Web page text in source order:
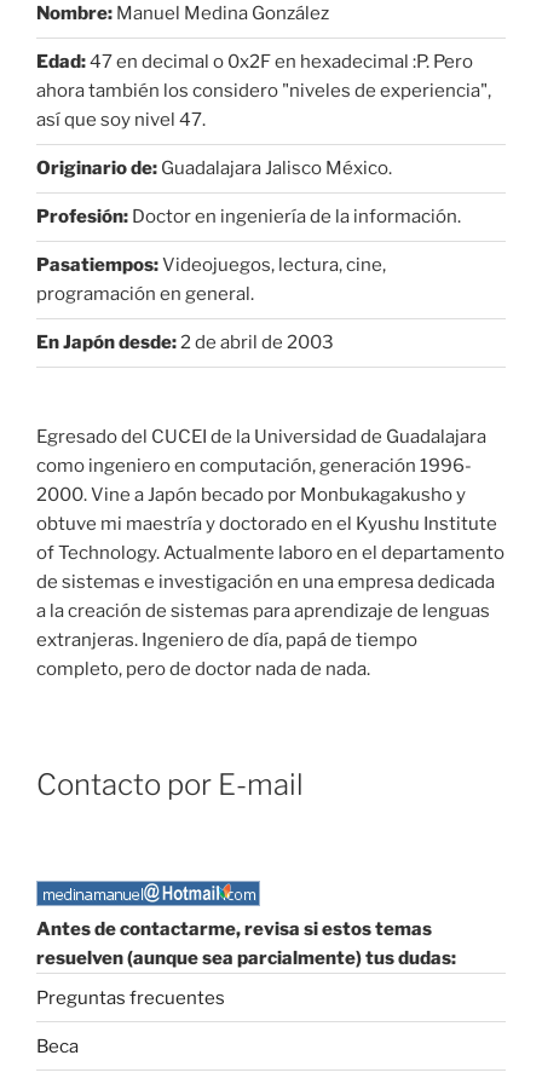
Nombre: Manuel Medina González
Edad:47 en decimal o 0x2F en hexadecimal :P. Pero
ahora también los considero "niveles de experiencia",
así que soy nivel 47.
Originario de: Guadalajara Jalisco México.
Profesión: Doctor en ingeniería de la información.
Pasatiempos:Videojuegos, lectura, cine,
programación en general.
En Japón desde:2 de abril de 2003
Egresado del CUCEI de la Universidad de Guadalajara
como ingeniero en computación, generación 1996-
2000. Vine a Japón becado por Monbukagakusho y
obtuve mi maestría y doctorado en el Kyushu Institute
of Technology. Actualmente laboro en el departamento
de sistemas e investigación en una empresa dedicada
a la creación de sistemas para aprendizaje de lenguas
extranjeras. Ingeniero de día, papá de tiempo
completo, pero de doctor nada de nada.
Contacto por E-mail
Antes de contactarme, revisa si estos temas
resuelven (aunque sea parcialmente) tus dudas:
Preguntas frecuentes
Beca